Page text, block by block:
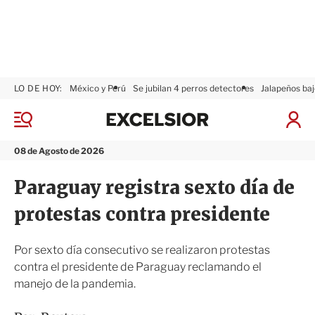
M
n
08 de Agosto de 2026
LO DE HOY: México y Perú Se jubilan 4 perros detectores Jalapeños
I
a
x
i
o
r
Paraguay registra sexto día de
protestas contra presidente
Por sexto día consecutivo se realizaron protestas
contra el presidente de Paraguay reclamando el
manejo de la pandemia.